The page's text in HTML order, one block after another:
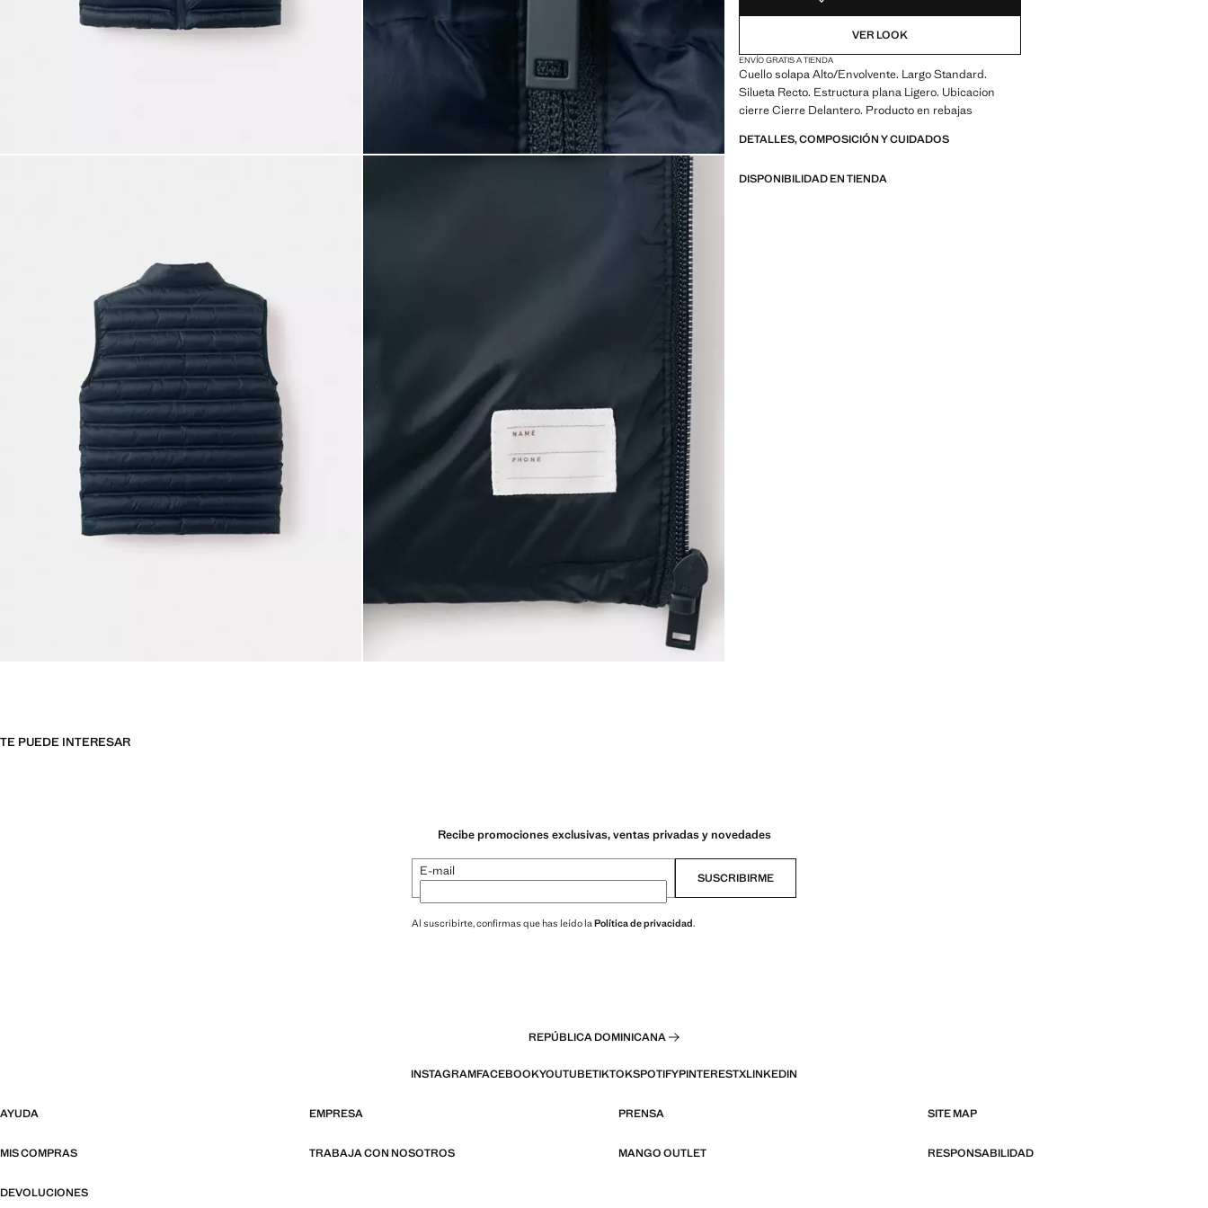
VER LOOK
ENVÍO GRATIS A TIENDA
Cuello solapa Alto/Envolvente. Largo Standard.
Silueta Recto. Estructura plana Ligero. Ubicacion
cierre Cierre Delantero. Producto en rebajas
DETALLES, COMPOSICIÓN Y CUIDADOS
DISPONIBILIDAD EN TIENDA
TE PUEDE INTERESAR
Recibe promociones exclusivas, ventas privadas y novedades
E-mail SUSCRIBIRME
Al suscribirte, confirmas que has leído laPolítica de privacidad.
REPÚBLICA DOMINICANA
INSTAGRAMFACEBOOKYOUTUBETIKTOKSPOTIFYPINTERESTXLINKEDIN
AYUDA EMPRESA PRENSA SITE MAP
MIS COMPRAS TRABAJA CON NOSOTROS MANGO OUTLET RESPONSABILIDAD
DEVOLUCIONES